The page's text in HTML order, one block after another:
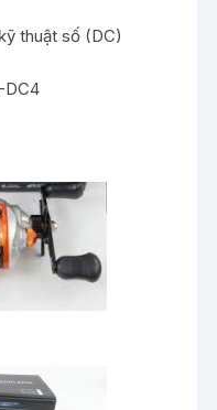
thuật số (DC)
DC4